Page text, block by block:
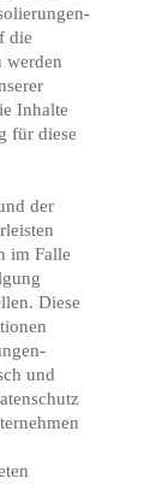
die
werden
Inhalte
für diese
der
im Falle
Diese
und